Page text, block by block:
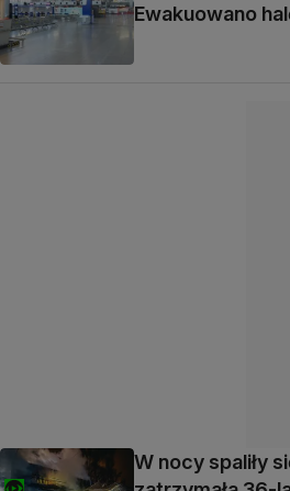
Ewakuowano
W nocy spaliły